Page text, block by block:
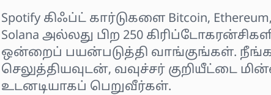
Spotify கிஃப்ட் கார்டுகளை Bitcoin, Ethereum,
Solana அல்லது பிற 250
ஒன்றைப் பயன்படுத்தி வாங்குங்கள்.
செலுத்தியவுடன், வவுச்சர் குறியீட்டை
உடனடியாகப் பெறுவீர்கள்.